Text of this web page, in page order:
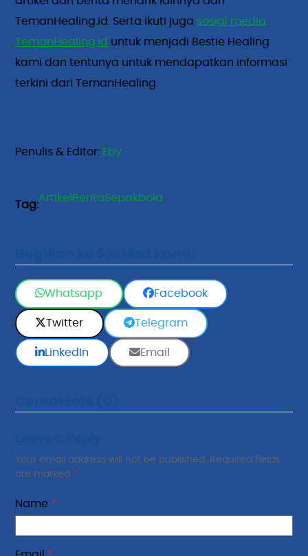
TemanHealing.id. Serta ikuti juga sosial media
TemanHealing.id untuk menjadi Bestie Healing
kami dan tentunya untuk mendapatkan informasi
terkini dari TemanHealing.
Penulis & Editor: Eby
Artikel BeritaSepakbola
Whatsapp Facebook
Twitter Telegram
LinkedIn Email
Your email address will not be published. Required fields
are marked *
Name *